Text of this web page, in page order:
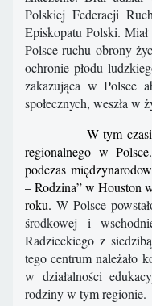
Polskiej Federacji
Episkopatu Polski.
Polsce ruchu obrony
ochronie płodu
zakazująca w Polsce
społecznych, weszła w
W tym
regionalnego w
podczas
– Rodzina” w Houston
roku. W Polsce
środkowej i
Radzieckiego z
tego centrum należało
w działalności
rodziny w tym regionie.